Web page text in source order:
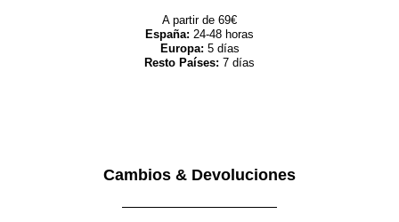
A partir de 69€
España: 24-48 horas
Europa: 5 días
Resto Países: 7 días
Cambios & Devoluciones